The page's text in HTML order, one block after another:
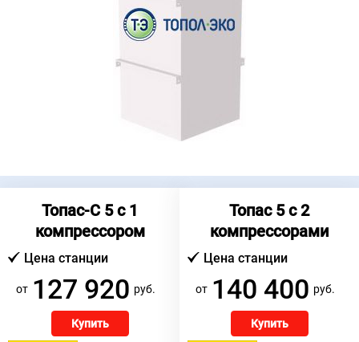
Топас-С 5 c 1
компрессором
Цена станции
от 127 920 руб.
Купить
Топас 5 c 2
компрессорами
Цена станции
от 140 400 руб.
Купить